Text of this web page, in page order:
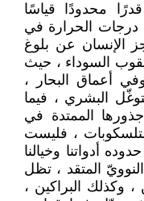
محدودًا قياسًا
درجات الحرارة في
الإنسان عن بلوغ
السوداء ، حيث
أعماق البحار ،
البشري ، فيما
الممتدة في
، فليست
أدواتنا وخيالنا
المتقد ، تظل
وكذلك البراكين ،